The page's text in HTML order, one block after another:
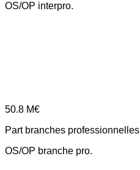
OS/OP interpro.
50.8 M€
Part branches professionnelles
OS/OP branche pro.